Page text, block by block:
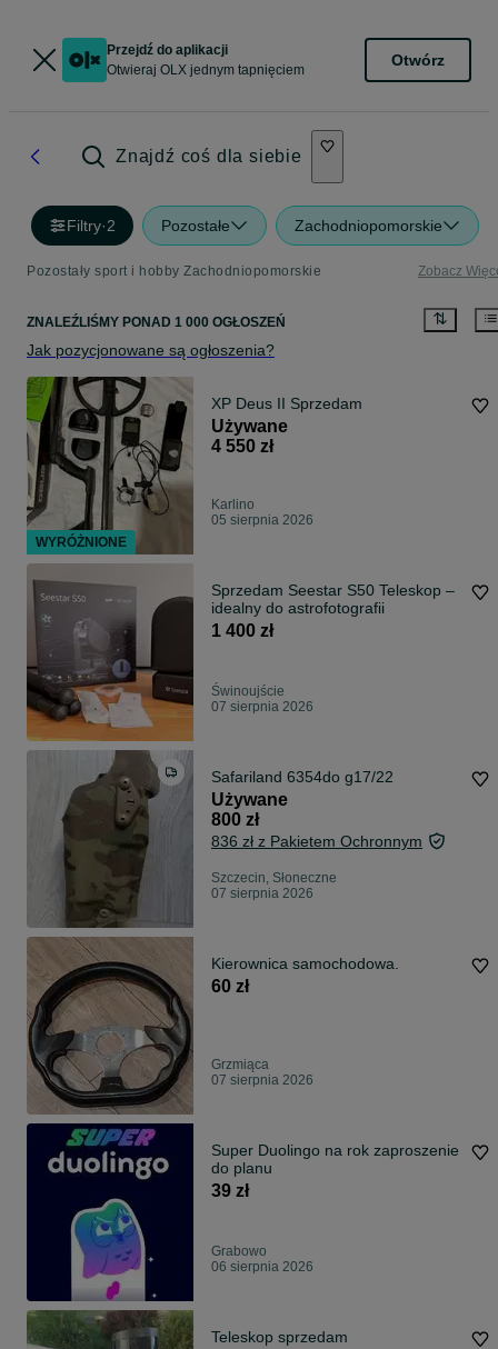
Przejdź do aplikacji
Otwieraj OLX jednym tapnięciem
Otwórz
Znajdź coś dla siebie
Filtry·2 Pozostałe Zachodniopomorskie
Pozostały sport i hobby Zachodniopomorskie Zobacz
ZNALEŹLIŚMY PONAD 1 000 OGŁOSZEŃ
Jak pozycjonowane są ogłoszenia?
XP Deus II Sprzedam
Używane
4 550 zł
Karlino
05 sierpnia 2026
Sprzedam Seestar S50 Teleskop –
idealny do astrofotografii
1 400 zł
Świnoujście
07 sierpnia 2026
Safariland 6354do g17/22
Używane
800 zł
836 zł z Pakietem Ochronnym
Szczecin, Słoneczne
07 sierpnia 2026
Kierownica samochodowa.
60 zł
Grzmiąca
07 sierpnia 2026
Super Duolingo na rok zaproszenie
do planu
39 zł
Grabowo
06 sierpnia 2026
Teleskop sprzedam
WYRÓŻNIONE